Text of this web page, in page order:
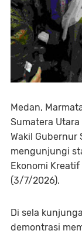
Medan,
Sumatera
Wakil Gubernur
mengunjungi
Ekonomi
(3/7/2026).
‎Di sela
demontrasi